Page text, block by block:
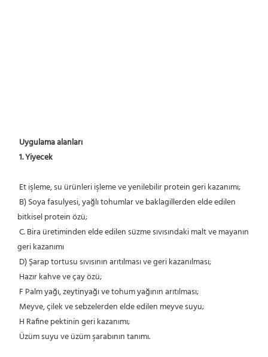
Uygulama alanları
1. Yiyecek
Et işleme, su ürünleri işleme ve yenilebilir protein geri kazanımı;
bitkisel protein özü;
geri kazanımı
D) Şarap tortusu sıvısının arıtılması ve geri kazanılması;
Hazır kahve ve çay özü;
F Palm yağı, zeytinyağı ve tohum yağının arıtılması;
Meyve, çilek ve sebzelerden elde edilen meyve suyu;
H Rafine pektinin geri kazanımı;
Üzüm suyu ve üzüm şarabının tanımı.